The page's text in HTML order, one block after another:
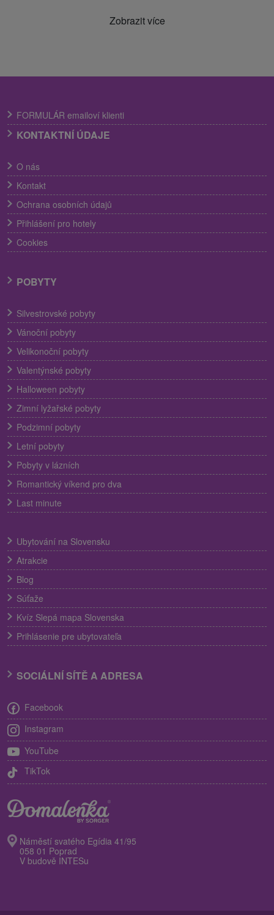
Zobrazit více
FORMULÁR emailoví klienti
KONTAKTNÍ ÚDAJE
O nás
Kontakt
Ochrana osobních údajů
Přihlášení pro hotely
Cookies
POBYTY
Silvestrovské pobyty
Vánoční pobyty
Velikonoční pobyty
Valentýnské pobyty
Halloween pobyty
Zimní lyžařské pobyty
Podzimní pobyty
Letní pobyty
Pobyty v lázních
Romantický víkend pro dva
Last minute
Ubytování na Slovensku
Atrakcie
Blog
Súťaže
Kvíz Slepá mapa Slovenska
Prihlásenie pre ubytovateľa
SOCIÁLNÍ SÍTĚ A ADRESA
Facebook
Instagram
YouTube
TikTok
Náměstí svatého Egídia 41/95
058 01 Poprad
V budově INTESu